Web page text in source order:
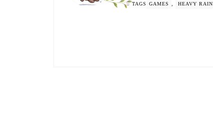
TAGS GAMES HEAVY RAIN